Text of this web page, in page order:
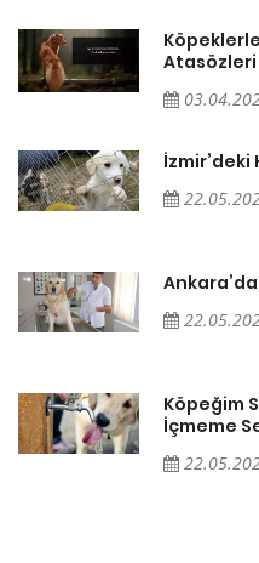
Atasözleri
İzmir’deki
Köpeğim
İçmeme